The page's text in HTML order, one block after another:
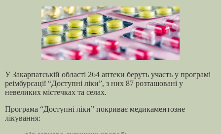
У Закарпатській області 264 аптеки беруть участь у програмі
реімбурсації “Доступні ліки”, з них 87 розташовані у
невеликих містечках та селах.
Програма “Доступні ліки” покриває медикаментозне
лікування: